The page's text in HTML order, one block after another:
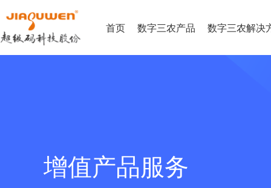
首页 数字三农产品 数字三农解决
增值产品服务